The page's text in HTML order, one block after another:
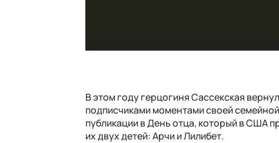
В этом году герцогиня Сассекская
подписчиками моментами своей
публикации в День отца, который в США
их двух детей: Арчи и Лилибет.